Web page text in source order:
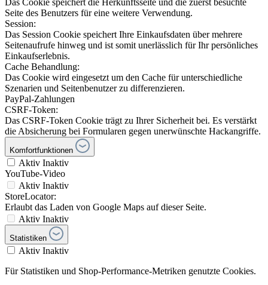
Seite des Benutzers für eine weitere Verwendung.
Session:
Das Session Cookie speichert Ihre Einkaufsdaten über mehrere
Seitenaufrufe hinweg und ist somit unerlässlich für Ihr persönliches
Einkaufserlebnis.
Cache Behandlung:
Das Cookie wird eingesetzt um den Cache für unterschiedliche
Szenarien und Seitenbenutzer zu differenzieren.
PayPal-Zahlungen
CSRF-Token:
Das CSRF-Token Cookie trägt zu Ihrer Sicherheit bei. Es verstärkt
die Absicherung bei Formularen gegen unerwünschte Hackangriffe.
Komfortfunktionen
Aktiv Inaktiv
YouTube-Video
Aktiv Inaktiv
StoreLocator:
Erlaubt das Laden von Google Maps auf dieser Seite.
Aktiv Inaktiv
Statistiken
Aktiv Inaktiv
Für Statistiken und Shop-Performance-Metriken genutzte Cookies.